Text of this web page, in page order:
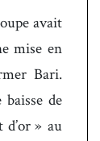
avait
mise en
Bari.
de
» au